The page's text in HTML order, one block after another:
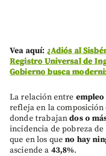
Vea aquí: ¿Adiós al
Registro Universal de
Gobierno busca
La relación entre
refleja en la composición
donde trabajandos o
incidencia de pobreza de
que en los queno hay
asciende a 43,8%.